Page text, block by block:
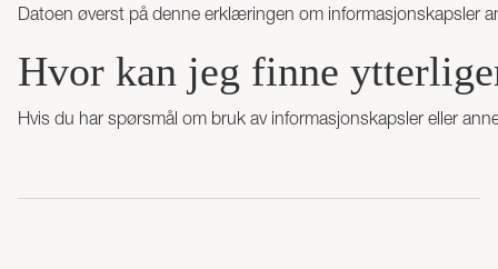
Datoen øverst på denne erklæringen om informasjonskapsler
Hvor kan jeg finne
Hvis du har spørsmål om bruk av informasjonskapsler eller